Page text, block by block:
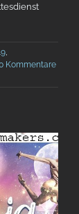
,
Kommentare